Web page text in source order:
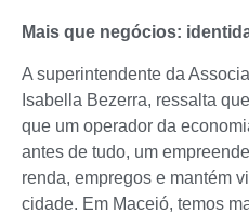
Mais que negócios:
A superintendente da
Isabella Bezerra, ressalta
que um operador da
antes de tudo, um
renda, empregos e mantém
cidade. Em Maceió, temos